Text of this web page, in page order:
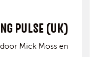
PULSE (UK)
Mick Moss en